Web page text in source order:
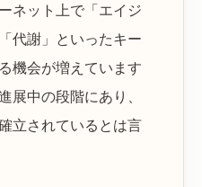
ネット上で「エイジ
代謝」といったキー
機会が増えています
展中の段階にあり、
立されているとは言